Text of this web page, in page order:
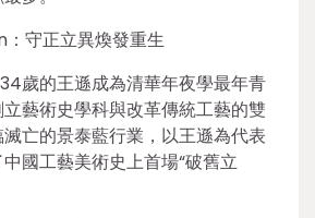
守正立異煥發重生
歲的王遜成為清華年夜學最年青
藝術史學科與改革傳統工藝的雙
亡的景泰藍行業，以王遜為代表
國工藝美術史上首場“破舊立